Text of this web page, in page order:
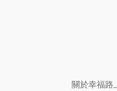
關於幸福路